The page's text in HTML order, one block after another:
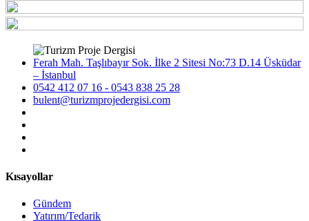
Ferah Mah. Taşlıbayır Sok. İlke 2 Sitesi No:73 D.14 Üsküdar
– İstanbul
0542 412 07 16 - 0543 838 25 28
bulent@turizmprojedergisi.com
Kısayollar
Gündem
Yatırım/Tedarik